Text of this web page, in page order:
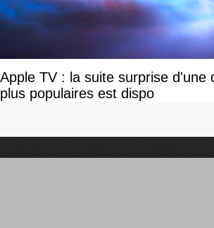
Apple TV : la suite surprise d'une
plus populaires est dispo